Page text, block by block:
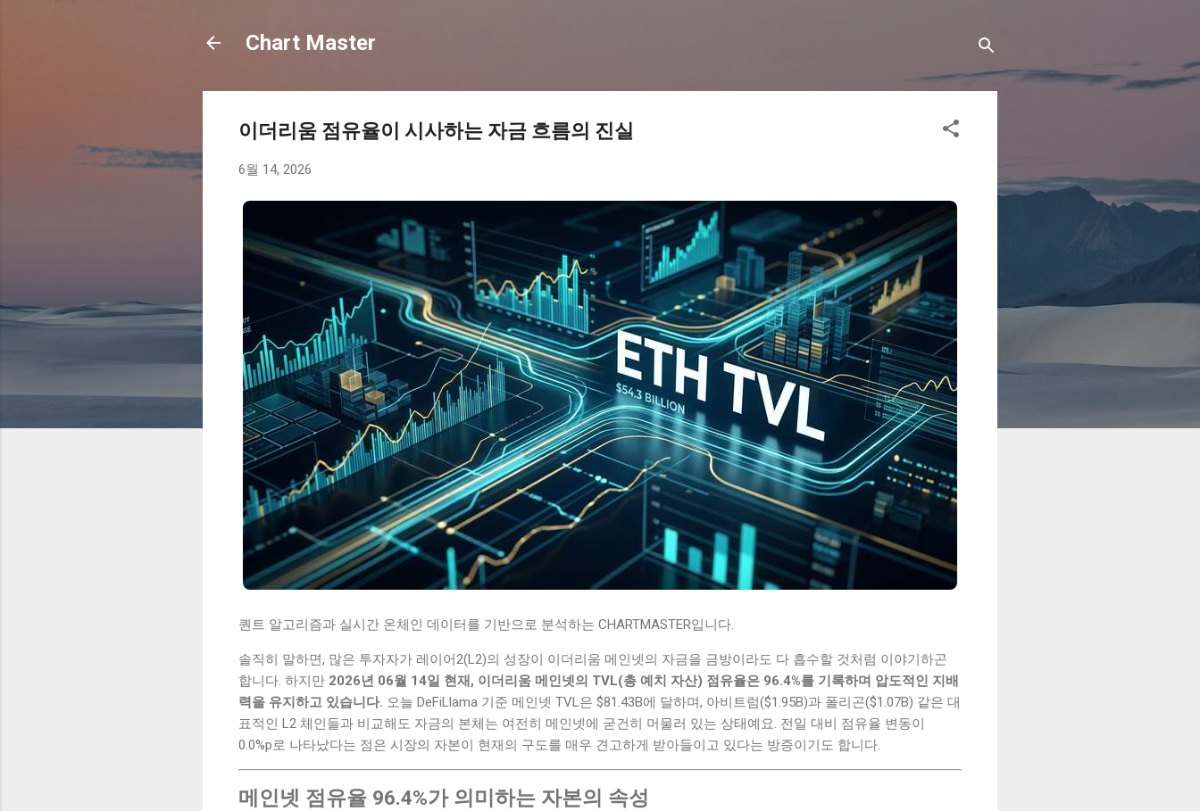
Chart Master
이더리움 점유율이 시사하는 자금 흐름의 진실
6월 14, 2026
퀀트 알고리즘과 실시간 온체인 데이터를 기반으로 분석하는 CHARTMASTER입니다.
솔직히 말하면, 많은 투자자가 레이어2(L2)의 성장이 이더리움 메인넷의 자금을 금방이라도 다 흡수할 것처럼 이야기하곤
합니다. 하지만 2026년 06월 14일 현재, 이더리움 메인넷의 TVL(총 예치 자산) 점유율은 96.4%를 기록하며 압도적인 지배
력을 유지하고 있습니다. 오늘 DeFiLlama 기준 메인넷 TVL은 $81.43B에 달하며, 아비트럼($1.95B)과 폴리곤($1.07B) 같은 대
표적인 L2 체인들과 비교해도 자금의 본체는 여전히 메인넷에 굳건히 머물러 있는 상태예요. 전일 대비 점유율 변동이
0.0%p로 나타났다는 점은 시장의 자본이 현재의 구도를 매우 견고하게 받아들이고 있다는 방증이기도 합니다.
메인넷 점유율 96.4%가 의미하는 자본의 속성